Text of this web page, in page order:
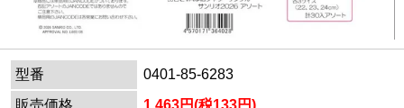
型番
0401-85-6283